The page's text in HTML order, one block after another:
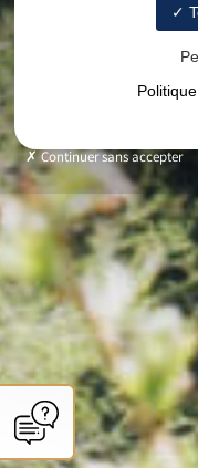
Continuer sans accepter